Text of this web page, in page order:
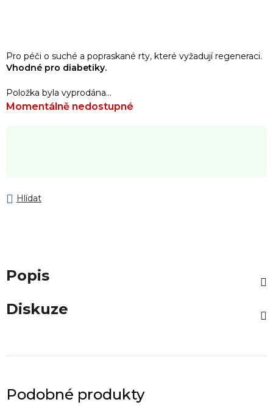
Pro péči o suché a popraskané rty, které vyžadují regeneraci.
Vhodné pro diabetiky.
Položka byla vyprodána…
Momentálně nedostupné
Hlídat
Popis
Diskuze
Podobné produkty